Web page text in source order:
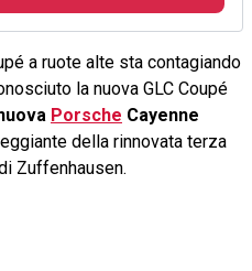
a ruote alte sta contagiando
la nuova GLC Coupé
Porsche Cayenne
della rinnovata terza
Zuffenhausen.